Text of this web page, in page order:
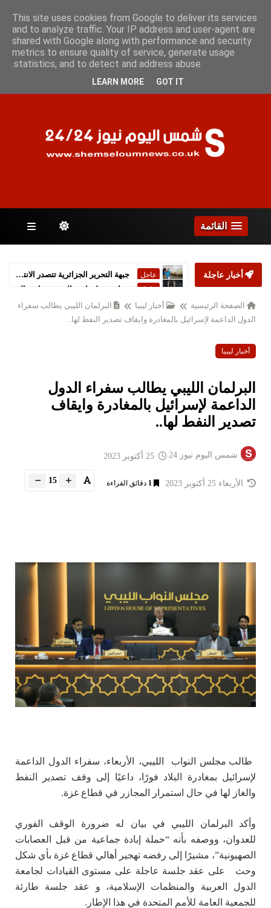
الجمعة 7 أغسطس 2026
الصفحات
القائمة
أخبار عاجلة عاجل ستارمر يعلن استقالته من رئاسة الحكومة البريطانية
الصفحة الرئيسية أخبار ليبيا
البرلمان الليبي يطالب سفراء
الدول الداعمة لإسرائيل بالمغادرة وايقاف تصدير النفط لها..
أخبار ليبيا
البرلمان الليبي يطالب سفراء الدول
الداعمة لإسرائيل بالمغادرة وايقاف
تصدير النفط لها..
شمس اليوم نيوز 24
الأربعاء 25 أكتوبر 2023 1 دقائق القراءة 15
طالب مجلس النواب الليبي، الأربعاء، سفراء الدول الداعمة
لإسرائيل بمغادرة البلاد فورًا، داعيًا إلى وقف تصدير النفط
والغاز لها في حال استمرار المجازر في قطاع غزة.
وأكد البرلمان الليبي في بيان له ضرورة الوقف الفوري
للعدوان، ووصفه بأنه “حملة إبادة جماعية من قبل العصابات
الصهيونية”، مشيرًا إلى رفضه تهجير أهالي قطاع غزة بأي شكل
وحث على عقد جلسة عاجلة على مستوى القيادات لجامعة
الدول العربية والمنظمات الإسلامية، و عقد جلسة طارئة
للجمعية العامة للأمم المتحدة في هذا الإطار.
This site uses cookies from Google to deliver its services
and to analyze traffic. Your IP address and user-agent are
shared with Google along with performance and security
metrics to ensure quality of service, generate usage
statistics, and to detect and address abuse.
LEARN MORE GOT IT